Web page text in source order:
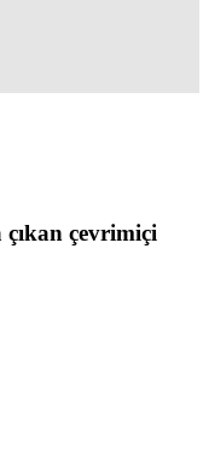
çıkan çevrimiçi